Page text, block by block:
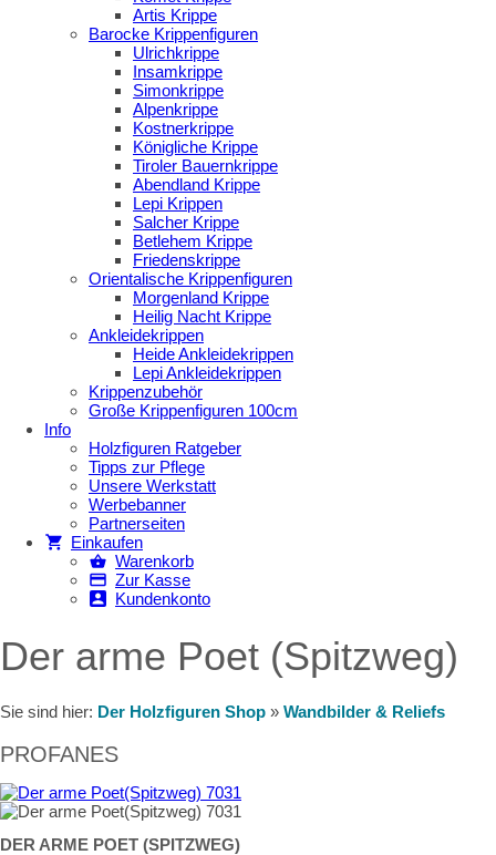
Artis Krippe
Barocke Krippenfiguren
Ulrichkrippe
Insamkrippe
Simonkrippe
Alpenkrippe
Kostnerkrippe
Königliche Krippe
Tiroler Bauernkrippe
Abendland Krippe
Lepi Krippen
Salcher Krippe
Betlehem Krippe
Friedenskrippe
Orientalische Krippenfiguren
Morgenland Krippe
Heilig Nacht Krippe
Ankleidekrippen
Heide Ankleidekrippen
Lepi Ankleidekrippen
Krippenzubehör
Große Krippenfiguren 100cm
Info
Holzfiguren Ratgeber
Tipps zur Pflege
Unsere Werkstatt
Werbebanner
Partnerseiten
Einkaufen
Warenkorb
Zur Kasse
Kundenkonto
Der arme Poet (Spitzweg)
Sie sind hier: Der Holzfiguren Shop » Wandbilder & Reliefs
PROFANES
DER ARME POET (SPITZWEG)